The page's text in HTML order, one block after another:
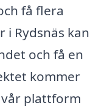
få flera
Rydsnäs kan
och få en
kommer
plattform